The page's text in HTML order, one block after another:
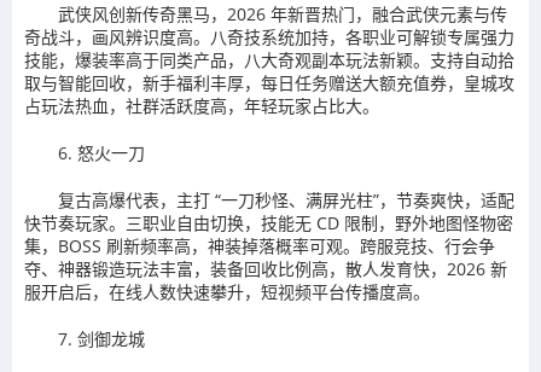
武侠风创新传奇黑马，2026 年新晋热门，融合武侠元素与传
奇战斗，画风辨识度高。八奇技系统加持，各职业可解锁专属强力
技能，爆装率高于同类产品，八大奇观副本玩法新颖。支持自动拾
取与智能回收，新手福利丰厚，每日任务赠送大额充值券，皇城攻
占玩法热血，社群活跃度高，年轻玩家占比大。
6. 怒火一刀
复古高爆代表，主打 “一刀秒怪、满屏光柱”，节奏爽快，适配
快节奏玩家。三职业自由切换，技能无 CD 限制，野外地图怪物密
集，BOSS 刷新频率高，神装掉落概率可观。跨服竞技、行会争
夺、神器锻造玩法丰富，装备回收比例高，散人发育快，2026 新
服开启后，在线人数快速攀升，短视频平台传播度高。
7. 剑御龙城